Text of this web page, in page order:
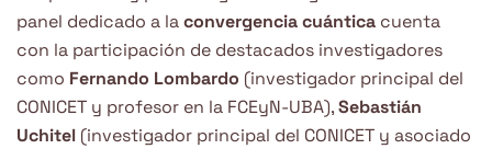
panel dedicado a laconvergencia cuántica cuenta
con la participación de destacados investigadores
como Fernando Lombardo (investigador principal del
CONICET y profesor en la FCEyN-UBA),Sebastián
Uchitel (investigador principal del CONICET y asociado